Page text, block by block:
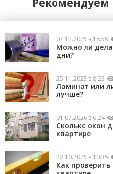
Рекомендуем
07.12.2025 в 18:59
Можно ли
дни?
25.11.2025 в 8:23
Ламинат или
лучше?
01.07.2026 в 6:24
Сколько окон
квартире
22.10.2025 в 10:35
Как проверить